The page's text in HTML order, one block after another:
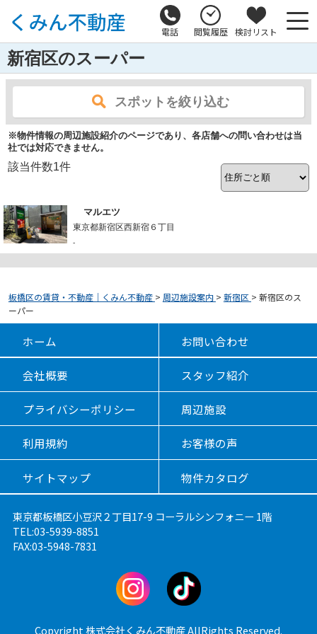
電話 閲覧履歴 検討リスト
新宿区のスーパー
スポットを絞り込む
※物件情報の周辺施設紹介のページであり、各店舗への問い合わせは当
社では対応できません。
該当件数1件
マルエツ
東京都新宿区西新宿６丁目
-
板橋区の賃貸・不動産｜くみん不動産 > 周辺施設案内 > 新宿区 > 新宿区のス
ーパー
ホーム お問い合わせ
会社概要 スタッフ紹介
プライバシーポリシー 周辺施設
利用規約 お客様の声
サイトマップ 物件カタログ
東京都板橋区小豆沢２丁目17-9 コーラルシンフォニー 1階
TEL:03-5939-8851
FAX:03-5948-7831
Copyright 株式会社くみん不動産 AllRights Reserved.